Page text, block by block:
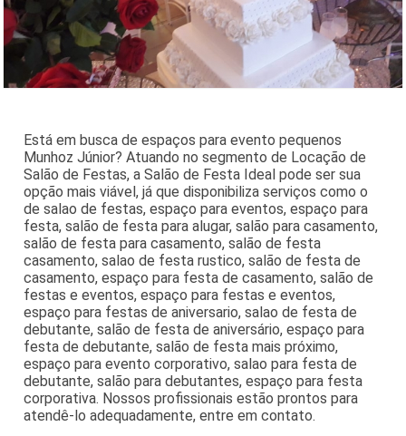
Está em busca de espaços para evento pequenos
Munhoz Júnior? Atuando no segmento de Locação de
Salão de Festas, a Salão de Festa Ideal pode ser sua
opção mais viável, já que disponibiliza serviços como o
de salao de festas, espaço para eventos, espaço para
festa, salão de festa para alugar, salão para casamento,
salão de festa para casamento, salão de festa
casamento, salao de festa rustico, salão de festa de
casamento, espaço para festa de casamento, salão de
festas e eventos, espaço para festas e eventos,
espaço para festas de aniversario, salao de festa de
debutante, salão de festa de aniversário, espaço para
festa de debutante, salão de festa mais próximo,
espaço para evento corporativo, salao para festa de
debutante, salão para debutantes, espaço para festa
corporativa. Nossos profissionais estão prontos para
atendê-lo adequadamente, entre em contato.